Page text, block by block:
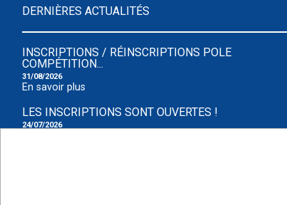
DERNIÈRES ACTUALITÉS
INSCRIPTIONS / RÉINSCRIPTIONS POLE
COMPÉTITION...
31/08/2026
En savoir plus
LES INSCRIPTIONS SONT OUVERTES !
24/07/2026